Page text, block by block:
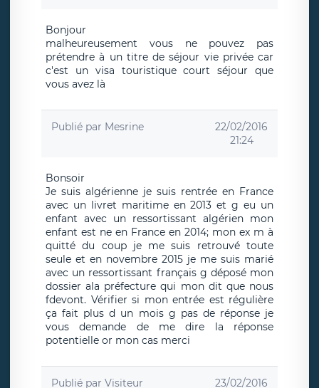
Bonjour
malheureusement vous ne pouvez pas
prétendre à un titre de séjour vie privée car
c'est un visa touristique court séjour que
vous avez là
Publié par Mesrine
22/02/2016
21:24
Bonsoir
Je suis algérienne je suis rentrée en France
avec un livret maritime en 2013 et g eu un
enfant avec un ressortissant algérien mon
enfant est ne en France en 2014; mon ex m à
quitté du coup je me suis retrouvé toute
seule et en novembre 2015 je me suis marié
avec un ressortissant français g déposé mon
dossier ala préfecture qui mon dit que nous
fdevont. Vérifier si mon entrée est régulière
ça fait plus d un mois g pas de réponse je
vous demande de me dire la réponse
potentielle or mon cas merci
Publié par Visiteur
23/02/2016